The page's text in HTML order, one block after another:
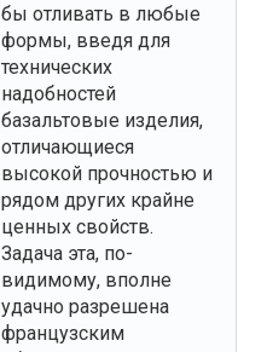
бы отливать в любые
формы, введя для
технических
надобностей
базальтовые изделия,
отличающиеся
высокой прочностью и
рядом других крайне
ценных свойств.
Задача эта, по-
видимому, вполне
удачно разрешена
французским